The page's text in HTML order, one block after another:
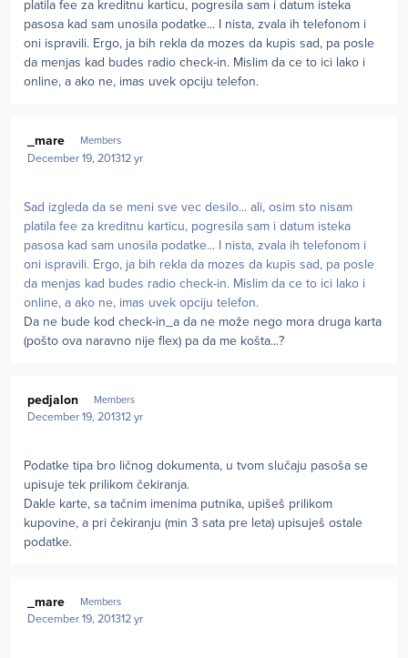
platila fee za kreditnu karticu, pogresila sam i datum isteka
pasosa kad sam unosila podatke... I nista, zvala ih telefonom i
oni ispravili. Ergo, ja bih rekla da mozes da kupis sad, pa posle
da menjas kad budes radio check-in. Mislim da ce to ici lako i
online, a ako ne, imas uvek opciju telefon.
_mare Members
December 19, 201312 yr
Sad izgleda da se meni sve vec desilo... ali, osim sto nisam
platila fee za kreditnu karticu, pogresila sam i datum isteka
pasosa kad sam unosila podatke... I nista, zvala ih telefonom i
oni ispravili. Ergo, ja bih rekla da mozes da kupis sad, pa posle
da menjas kad budes radio check-in. Mislim da ce to ici lako i
online, a ako ne, imas uvek opciju telefon.
Da ne bude kod check-in_a da ne može nego mora druga karta
(pošto ova naravno nije flex) pa da me košta...?
pedjalon Members
December 19, 201312 yr
Podatke tipa bro ličnog dokumenta, u tvom slučaju pasoša se
upisuje tek prilikom čekiranja.
Dakle karte, sa tačnim imenima putnika, upišeš prilikom
kupovine, a pri čekiranju (min 3 sata pre leta) upisuješ ostale
podatke.
_mare Members
December 19, 201312 yr